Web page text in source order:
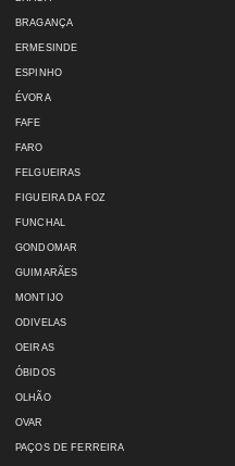
BRAGANÇA
ERMESINDE
ESPINHO
ÉVORA
FAFE
FARO
FELGUEIRAS
FIGUEIRA DA FOZ
FUNCHAL
GONDOMAR
GUIMARÃES
MONTIJO
ODIVELAS
OEIRAS
ÓBIDOS
OLHÃO
OVAR
PAÇOS DE FERREIRA